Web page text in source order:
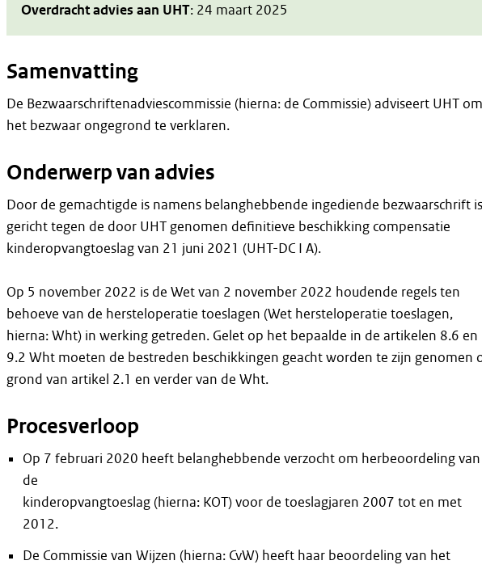
Overdracht advies aan UHT: 24 maart 2025
Samenvatting
De Bezwaarschriftenadviescommissie (hierna: de Commissie) adviseert UHT om
het bezwaar ongegrond te verklaren.
Onderwerp van advies
Door de gemachtigde is namens belanghebbende ingediende bezwaarschrift is
gericht tegen de door UHT genomen definitieve beschikking compensatie
kinderopvangtoeslag van 21 juni 2021 (UHT-DC I A).
Op 5 november 2022 is de Wet van 2 november 2022 houdende regels ten
behoeve van de hersteloperatie toeslagen (Wet hersteloperatie toeslagen,
hierna: Wht) in werking getreden. Gelet op het bepaalde in de artikelen 8.6 en
9.2 Wht moeten de bestreden beschikkingen geacht worden te zijn genomen
grond van artikel 2.1 en verder van de Wht.
Procesverloop
Op 7 februari 2020 heeft belanghebbende verzocht om herbeoordeling van
de
kinderopvangtoeslag (hierna: KOT) voor de toeslagjaren 2007 tot en met
2012.
De Commissie van Wijzen (hierna: CvW) heeft haar beoordeling van het